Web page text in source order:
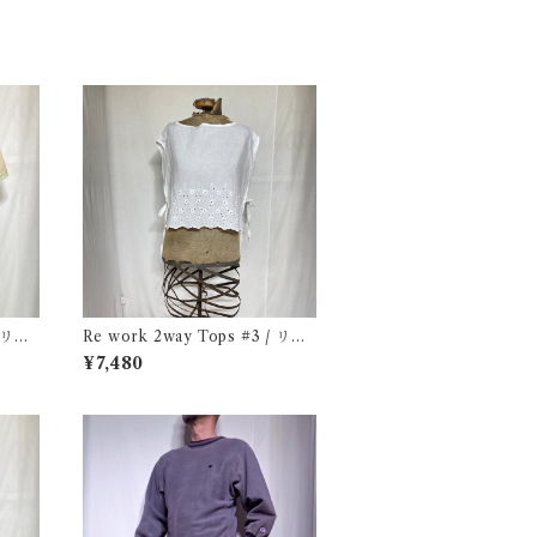
ワ
Re work 2way Tops #3 / リワ
ーク 2way トップス 古着
¥7,480